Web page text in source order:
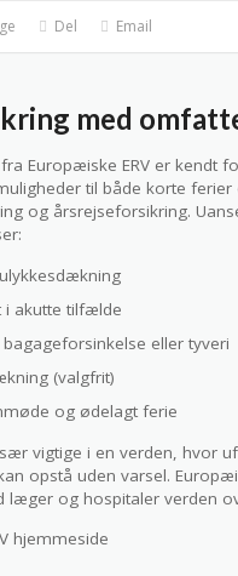
Del Email
med
Europæiske ERV er kendt
til både korte
og årsrejseforsikring.
i akutte tilfælde
bagageforsinkelse eller tyveri
(valgfrit)
og ødelagt ferie
vigtige i en verden, hvor
opstå uden varsel.
læger og hospitaler verden